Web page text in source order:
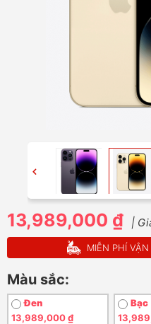
13,989,000 ₫ |
MIỄN PHÍ
Màu sắc:
Đen
13,989,000 ₫
Bạc